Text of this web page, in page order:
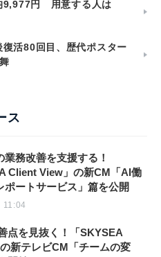
9,977円 用意する人は
活80回目、歴代ポスター
ス
業務改善を支援する！
Client View」の新CM「AI働
ポートサービス」篇を公開
点を見抜く！「SKYSEA
新テレビCM「チームの変